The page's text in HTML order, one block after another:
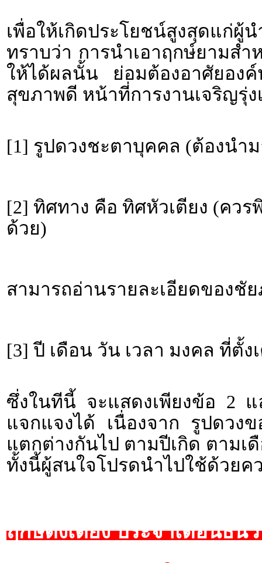
เพื่อให้เกิดประโยชน์สูงสุดแก่
ทราบว่า การนำเอาฤกษ์ยามสำ
ให้ได้ผลนั้น ย่อมต้องอาศัยอง
สุขภาพดี หน้าที่การงานเจริญรุ่ง
[1] รูปดวงชะตาบุคคล (ต้องนำ
[2] ทิศทาง คือ ทิศหัวเตียง (คว
ด้วย)
สามารถอ่านรายละเอียดของชั
[3] ปี เดือน วัน เวลา มงคล ที่ตั้ง
ซึ่งในทีนี้ จะแสดงเพียงข้อ 2
แจกแจงได้ เนื่องจาก รูปดวง
แตกต่างกันไป ตามปีเกิด ตามเ
ทั้งนี้ผู้สนใจโปรดนำไปใช้ด้วยค
ฤกษ์ตั้งเตียง ประจำเดือนธัน